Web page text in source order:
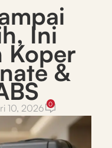
Ini
Koper
&
10, 2026 0